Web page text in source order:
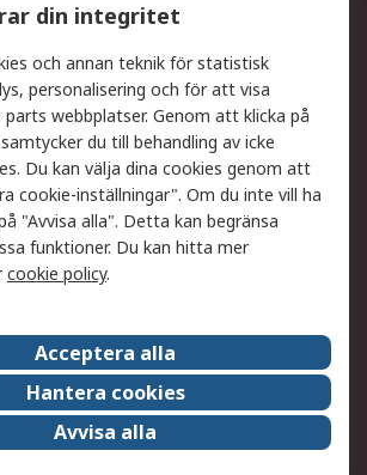
Teknisk Support
Exportlösningar
Retur av varor
Spåra din order
Fördelar med RS-konto
Försäljningsvillkor
Press Centre
ESG
din integritet
och annan teknik för statistisk
personalisering och för att visa
webbplatser. Genom att klicka på
du till behandling av icke
Du kan välja dina cookies genom att
cookie-inställningar". Om du inte vill ha
"Avvisa alla". Detta kan begränsa
funktioner. Du kan hitta mer
cookie policy.
Acceptera alla
Hantera cookies
Avvisa alla